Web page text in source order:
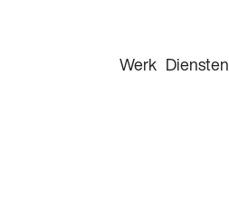
Werk Diensten